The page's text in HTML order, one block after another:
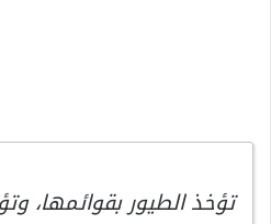
تؤخذ الطيور بقوائمها،